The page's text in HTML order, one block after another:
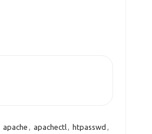
apache , apachectl, htpasswd ,